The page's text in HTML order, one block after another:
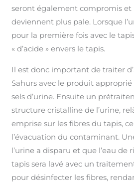
seront également compromis et
deviennent plus pale. Lorsque
pour la première fois avec le
« d’acide » envers le tapis.
Il est donc important de traiter
Sahurs avec le produit
sels d’urine. Ensuite un
structure cristalline de l’urine,
emprise sur les fibres du tapis,
l’évacuation du contaminant.
l’urine a disparu et que l’eau de
tapis sera lavé avec un
pour désinfecter les fibres,